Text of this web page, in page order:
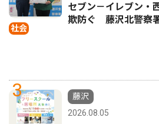
社会
セブン－イレブン
欺防ぐ 藤沢北警察
3
藤沢
2026.08.05